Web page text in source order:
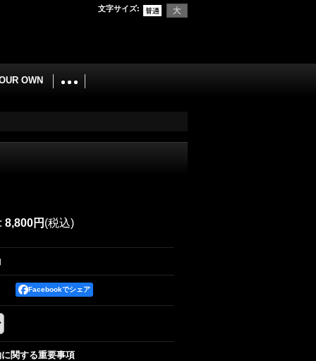
文字サイズ:
OWN
: 8,800円 (税込)
Facebookでシェア
関する重要事項